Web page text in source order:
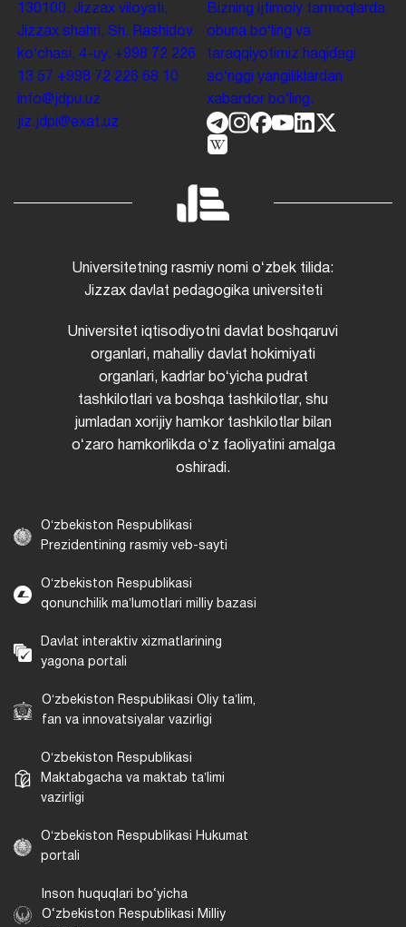
130100. Jizzax viloyati,
Jizzax shahri, Sh. Rashidov
koʻchasi, 4-uy. +998 72 226
13 57 +998 72 226 68 10
info@jdpu.uz
jiz.jdpi@exat.uz
Bizning ijtimoiy tarmoqlarda
obuna boʻling va
taraqqiyotimiz haqidagi
soʻnggi yangiliklardan
xabardor boʻling.
Universitetning rasmiy nomi oʻzbek tilida:
Jizzax davlat pedagogika universiteti
Universitet iqtisodiyotni davlat boshqaruvi
organlari, mahalliy davlat hokimiyati
organlari, kadrlar boʻyicha pudrat
tashkilotlari va boshqa tashkilotlar, shu
jumladan xorijiy hamkor tashkilotlar bilan
oʻzaro hamkorlikda oʻz faoliyatini amalga
oshiradi.
Oʻzbekiston Respublikasi
Prezidentining rasmiy veb-sayti
Oʻzbekiston Respublikasi
qonunchilik maʼlumotlari milliy bazasi
Davlat interaktiv xizmatlarining
yagona portali
Oʻzbekiston Respublikasi Oliy taʼlim,
fan va innovatsiyalar vazirligi
Oʻzbekiston Respublikasi
Maktabgacha va maktab taʼlimi
vazirligi
Oʻzbekiston Respublikasi Hukumat
portali
Inson huquqlari bo‘yicha
O‘zbekiston Respublikasi Milliy